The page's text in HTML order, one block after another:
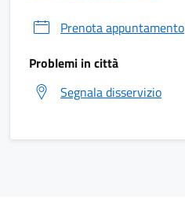
Prenota appuntamento
Problemi in città
Segnala disservizio